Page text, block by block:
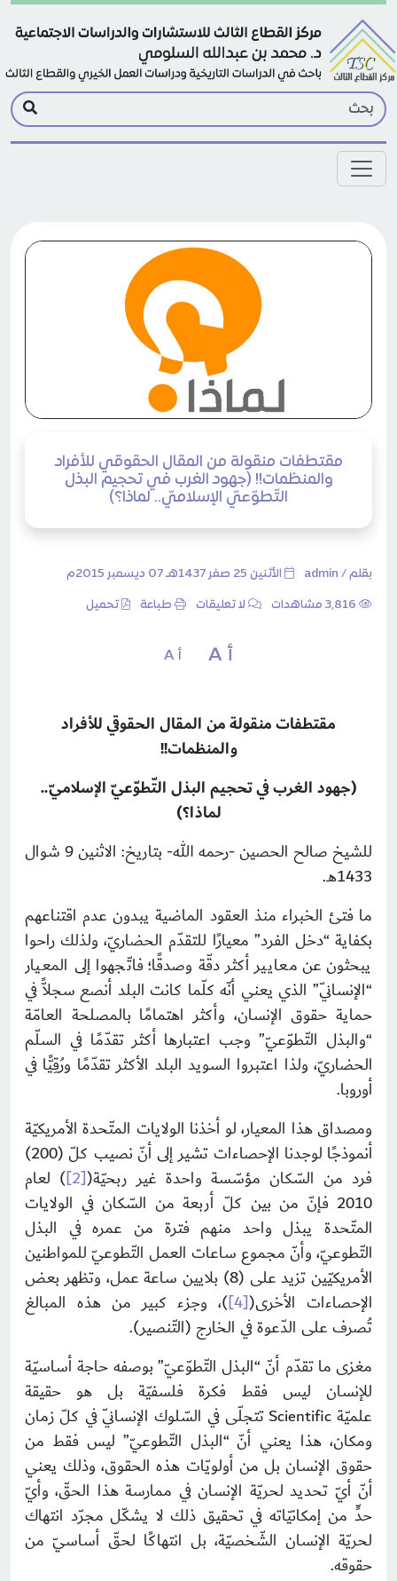
Skip to main content
مقتطفات منقولة من المقال الحقوقي للأفراد
والمنظمات!! (جهود الغرب في تحجيم البذل
التّطوّعيّ الإسلاميّ.. لماذا؟)
بقلم / admin الأثنين 25 صفر 1437هـ 07 ديسمبر 2015م
لا تعليقات طباعة تحميل
أ A أ A
مقتطفات منقولة من المقال الحقوقي للأفراد
والمنظمات!!
(جهود الغرب في تحجيم البذل التّطوّعيّ الإسلاميّ..
لماذا؟)
للشيخ صالح الحصين -رحمه الله- بتاريخ: الاثنين 9 شوال
1433هـ.
ما فتئ الخبراء منذ العقود الماضية يبدون عدم اقتناعهم
بكفاية “دخل الفرد” معيارًا للتقدّم الحضاريّ، ولذلك راحوا
يبحثون عن معايير أكثر دقّة وصدقًا؛ فاتّجهوا إلى المعيار
“الإنسانيّ” الذي يعني أنّه كلّما كانت البلد أنصع سجلاًّ في
حماية حقوق الإنسان، وأكثر اهتمامًا بالمصلحة العامّة
“والبذل التّطوّعيّ” وجب اعتبارها أكثر تقدّمًا في السلّم
الحضاريّ، ولذا اعتبروا السويد البلد الأكثر تقدّمًا ورُقِيًّا في
أوروبا.
ومصداق هذا المعيار، لو أخذنا الولايات المتّحدة الأمريكيّة
أنموذجًا لوجدنا الإحصاءات تشير إلى أنّ نصيب كلّ (200)
فرد من السّكان مؤسّسة واحدة غير ربحيّة([2] ) لعام
2010 فإنّ من بين كلّ أربعة من السّكان في الولايات
المتّحدة يبذل واحد منهم فترة من عمره في البذل
التّطوعيّ، وأنّ مجموع ساعات العمل التّطوعيّ للمواطنين
الأمريكيّين تزيد على (8) بلايين ساعة عمل، وتظهر بعض
الإحصاءات الأخرى([4] )، وجزء كبير من هذه المبالغ
تُصرف على الدّعوة في الخارج (التّنصير).
مغزى ما تقدّم أنّ “البذل التّطوّعيّ” بوصفه حاجة أساسيّة
للإنسان ليس فقط فكرة فلسفيّة بل هو حقيقة
علميّةScientificتتجلّى في السّلوك الإنسانيّ في كلّ زمان
ومكان، هذا يعني أنّ “البذل التّطوعيّ” ليس فقط من
حقوق الإنسان بل من أولويّات هذه الحقوق، وذلك يعني
أنّ أيّ تحديد لحريّة الإنسان في ممارسة هذا الحقّ، وأيّ
حدٍّ من إمكانيّاته في تحقيق ذلك لا يشكّل مجرّد انتهاك
لحريّة الإنسان الشّخصيّة، بل انتهاكًا لحقّ أساسيّ من
حقوقه.